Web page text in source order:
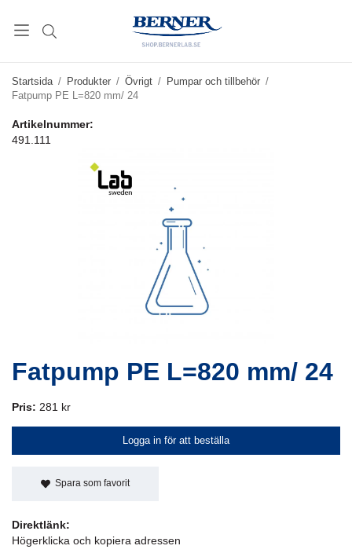
Startsida / Produkter / Övrigt / Pumpar och tillbehör /
Fatpump PE L=820 mm/ 24
Artikelnummer:
491.111
Fatpump PE L=820 mm/ 24
Pris: 281 kr
Logga in för att beställa
Spara som favorit
Direktlänk:
Högerklicka och kopiera adressen